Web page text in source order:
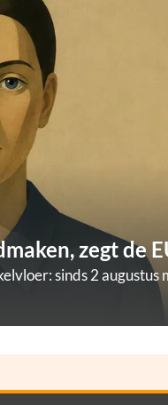
zegt de
sinds 2 augustus